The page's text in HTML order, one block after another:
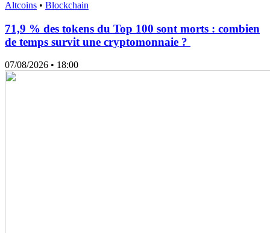
Altcoins • Blockchain
71,9 % des tokens du Top 100 sont morts : combien
de temps survit une cryptomonnaie ?
07/08/2026 • 18:00